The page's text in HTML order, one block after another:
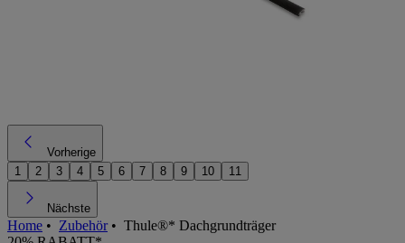
Vorherige
1
2 3 4 5 6 7 8 9 10 11
Nächste
Home • Zubehör• Thule®* Dachgrundträger